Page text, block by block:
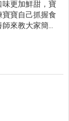
更加鮮甜，寶
寶自己抓握食
來教大家簡單